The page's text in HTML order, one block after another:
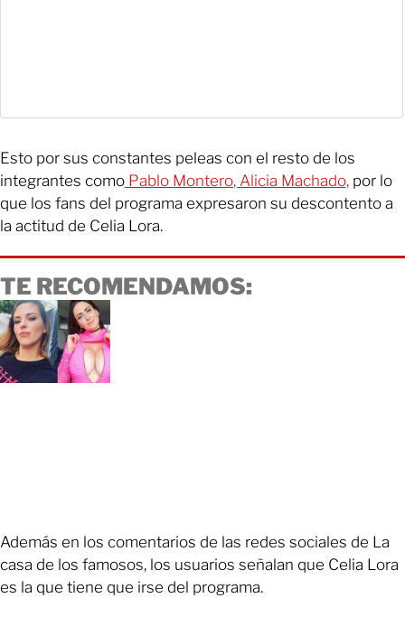
Esto por sus constantes peleas con el resto de los
integrantes como Pablo Montero, Alicia Machado, por lo
que los fans del programa expresaron su descontento a
la actitud de Celia Lora.
TE RECOMENDAMOS:
Además en los comentarios de las redes sociales de La
casa de los famosos, los usuarios señalan que Celia Lora
es la que tiene que irse del programa.